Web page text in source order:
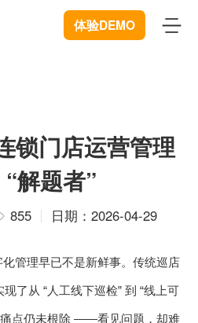
体验DEMO
锁门店运营管理
解题者”
855 日期：2026-04-29
管理早已不是新鲜事。传统巡店
了从 “人工线下巡检” 到 “线上可
痛点仍未根除 ——看见问题，却难